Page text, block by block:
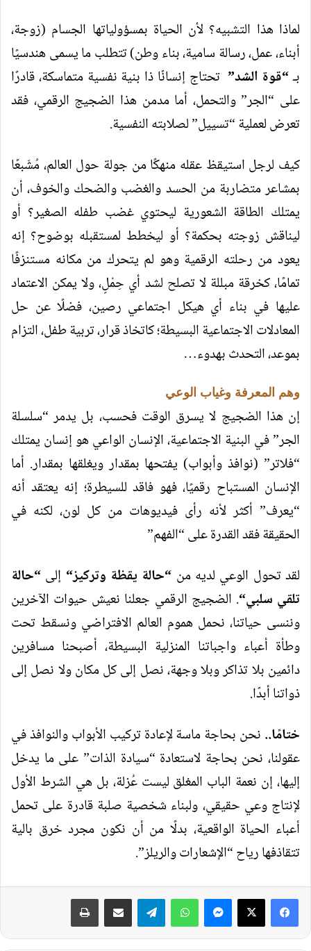
لماذا هذا التشبيه؟ لأن الحياة بمسؤولياتها الجسام (زوجة،
أبناء، عمل، رسالة سامية، بناء وطن) تتطلب ما يسمى هندسيًا
بـ“قوة الشد”تحتاج إنسانًا ذا بنية نفسية متماسكة، قادرًا
على “الجر” والتحمل، أما مدمن هذا الضجيج الرقمي، فقد
تعرض لعملية “تسييل” لصلابته النفسية.
كيف لرجل استيقظ عقله منهكًا من جولة حول العالم، مُشَبعًا
بمشاعر متضاربة من الحسد والغضب والضحك والخوف، أن
يمتلك الطاقة الشعورية ليحتوي غضب طفله الصغير؟ أو
ليناقش زوجته بحكمة؟ أو ليخطط لمستقبله بوضوح؟ إنه
يعود من رحلته الرقمية وهو لم يتحرك من مكانه مستنزفًا
تمامًا، كخرقة مبللة لا تصلح لشد أي حِمْلٍ، ولا يمكن الاعتماد
عليها في بناء أي هيكل اجتماعي رصين، فضلًا عن حل
المعادلات الاجتماعية البسيطة؛ كاتخاذ قرار، تربية طفل، التزام
بموعد، التحدث بهدوء…
وهم المعرفة وغياب الوعي
إن هذا الضجيج لا يسرق الوقت فحسب، بل يدمر “سلسلة
الجر” في البنية الاجتماعية، الإنسان الواعي هو إنسان يمتلك
“فلاتر” (نوافذ وأبواب) يفتحها بمقدار ويغلقها بمقدار. أما
الإنسان المستباح رقميًا، فهو فاقد للسيطرة؛ إنه يعتقد أنه
“يعرف” أكثر لأنه رأى فيديوهات من كل لون، لكنه في
الحقيقة فقد القدرة على “الفهم”
لقد تحول الوعي لديه من “حالة يقظة وتركيز“ إلى “حالة
تلقي سلبي“. الضجيج الرقمي جعلنا نعيش حيوات الآخرين
وننسى حياتنا، نحمل هموم العالم الافتراضي ونسقط تحت
وطأة أعباء واجباتنا المنزلية البسيطة، أصبحنا مسافرين
دائمين بلا تذاكر وبلا وجهة، نصل إلى كل مكان ولا نصل إلى
ذواتنا أبدًا.
ختامًا.. نحن بحاجة ماسة لإعادة تركيب الأبواب والنوافذ في
عقولنا، نحن بحاجة لاستعادة “سيادة الذات” على ما يدخل
إليها، إن نعمة الباب المغلق ليست عُزلة، بل هي الشرط الأول
لإنتاج وعي حقيقي، ولبناء شخصية صلبة قادرة على تحمل
أعباء الحياة الواقعية، بدلًا من أن نكون مجرد خرق بالية
تتقاذفها رياح “الإشعارات والريلز”.
فيسبوك ‫X ماسنجر واتساب تيلقرام مشاركة عبر البريد طباعة